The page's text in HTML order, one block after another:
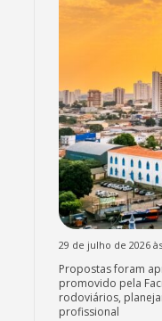
29 de julho de 2026
Propostas foram
promovido pela
rodoviários,
profissional